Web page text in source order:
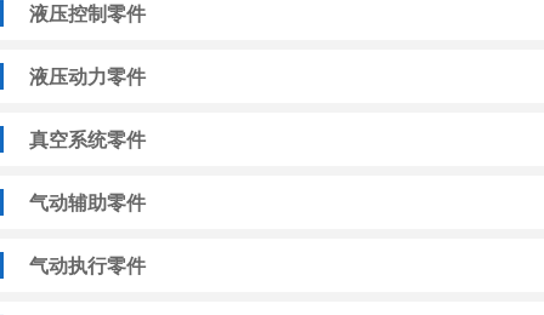
液压控制零件
液压动力零件
真空系统零件
气动辅助零件
气动执行零件